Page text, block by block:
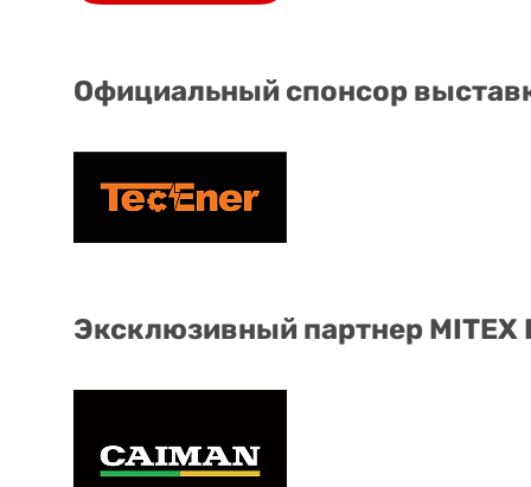
Официальный спонсор
Эксклюзивный партнер